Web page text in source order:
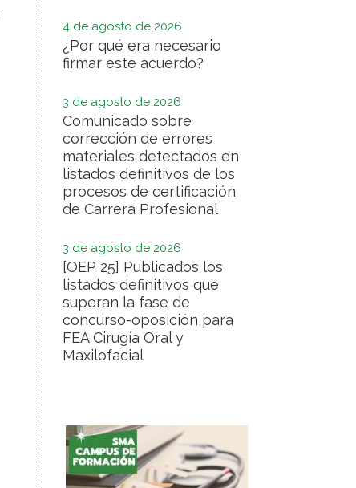
4 de agosto de 2026
¿Por qué era necesario
firmar este acuerdo?
3 de agosto de 2026
Comunicado sobre
corrección de errores
materiales detectados en
listados definitivos de los
procesos de certificación
de Carrera Profesional
3 de agosto de 2026
[OEP 25] Publicados los
listados definitivos que
superan la fase de
concurso-oposición para
FEA Cirugía Oral y
Maxilofacial